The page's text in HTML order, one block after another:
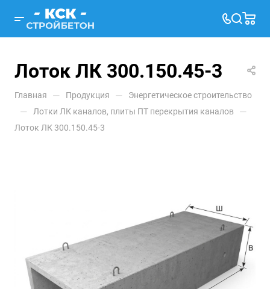
Лоток ЛК 300.150.45-3
Главная — Продукция — Энергетическое строительство
— Лотки ЛК каналов, плиты ПТ перекрытия каналов —
Лоток ЛК 300.150.45-3